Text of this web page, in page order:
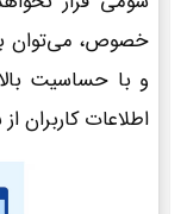
خصوص، می‌توان
و با حساسیت
اطلاعات کاربران